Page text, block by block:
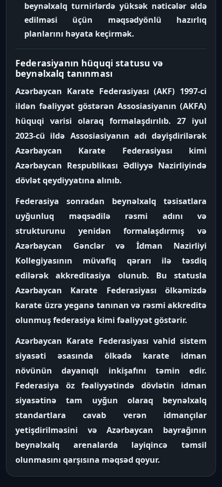
beynəlxalq turnirlərdə yüksək nəticələr əldə
edilməsi üçün məqsədyönlü hazırlıq
planlarını həyata keçirmək.
Federasiyanın hüquqi statusu və
beynəlxalq tanınması
Azərbaycan Karate Federasiyası (AKF) 1997-ci
ildən fəaliyyət göstərən Assosiasiyanın (AKFA)
hüquqi varisi olaraq formalaşdırılıb. 27 iyul
2023-cü ildə Assosiasiyanın adı dəyişdirilərək
Azərbaycan Karate Federasiyası kimi
Azərbaycan Respublikası Ədliyyə Nazirliyində
dövlət qeydiyyatına alınıb.
Federasiya sonradan beynəlxalq təsisatlara
uyğunluq məqsədilə rəsmi adını və
strukturunu yenidən formalaşdırmış və
Azərbaycan Gənclər və İdman Nazirliyi
Kollegiyasının müvafiq qərarı ilə təsdiq
edilərək akkreditasiya olunub. Bu statusla
Azərbaycan Karate Federasiyası ölkəmizdə
karate üzrə yeganə tanınan və rəsmi akkreditə
olunmuş federasiya kimi fəaliyyət göstərir.
Azərbaycan Karate Federasiyası vahid sistem
siyasəti əsasında ölkədə karate idman
növünün dayanıqlı inkişafını təmin edir.
Federasiya öz fəaliyyətində dövlətin idman
siyasətinə tam uyğun olaraq beynəlxalq
standartlara cavab verən idmançılar
yetişdirilməsini və Azərbaycan bayrağının
beynəlxalq arenalarda layiqincə təmsil
olunmasını qarşısına məqsəd qoyur.